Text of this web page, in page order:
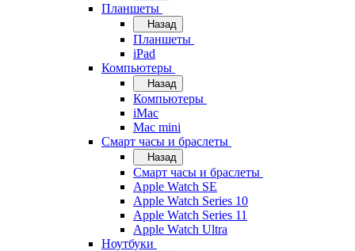
Планшеты
Назад
Планшеты
iPad
Компьютеры
Назад
Компьютеры
iMac
Mac mini
Смарт часы и браслеты
Назад
Смарт часы и браслеты
Apple Watch SE
Apple Watch Series 10
Apple Watch Series 11
Apple Watch Ultra
Ноутбуки